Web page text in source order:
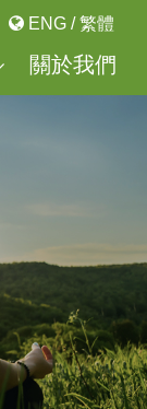
ENG /繁體
關於我們